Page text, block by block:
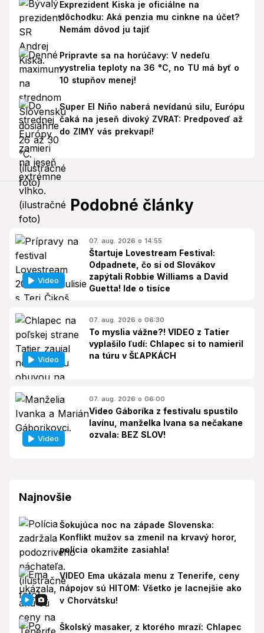
Exprezident Kiska je oficiálne na
dôchodku: Aká penzia mu cinkne na účet?
Nemám dôvod ju tajiť
Pripravte sa na horúčavy: V nedeľu
vystrelia teploty na 36 °C, no TU má byť o
10 stupňov menej!
Super El Niño naberá nevídanú silu, Európu
čaká na jeseň divoký ZVRAT: Predpoveď až
do ZIMY vás prekvapí!
Podobné články
Video
07. aug. 2026 o 14:55
Štartuje Lovestream Festival:
Odpadnete, čo si od Slovákov
zapýtali Robbie Williams a David
Guetta! Ide o tisíce
Video
07. aug. 2026 o 06:30
To myslia vážne?! VIDEO z Tatier
vyplašilo ľudí: Chlapec si to namieril
na túru v ŠĽAPKÁCH
Video
07. aug. 2026 o 06:00
Video Gáboríka z festivalu spustilo
lavínu, manželka Ivana sa nečakane
ozvala: BEZ SLOV!
Najnovšie
Šokujúca noc na západe Slovenska:
Konflikt mužov sa zmenil na krvavý horor,
polícia okamžite zasiahla!
VIDEO Ema ukázala menu z Tenerife, ceny
nápojov sú HITOM: Všetko je lacnejšie ako
v Chorvátsku!
Školský masaker, z ktorého mrazí: Chlapec